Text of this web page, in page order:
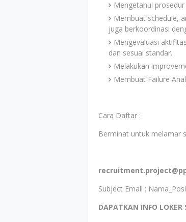
Mengetahui
Membuat schedule,
juga berkoordinasi
Mengevaluasi
dan sesuai standar.
Melakukan
Membuat Failure
Cara Daftar :
Berminat untuk melamar
Subject Email :
DAPATKAN INFO LOKER